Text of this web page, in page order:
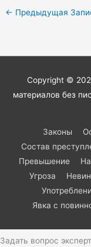
← Предыдущая
Copyright ©
материалов без
Законы
Состав
Превышение
Угроза
Явка с
Задать вопрос